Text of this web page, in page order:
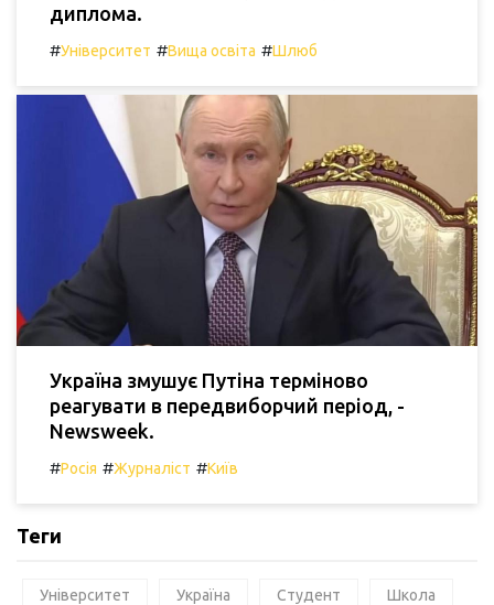
диплома.
#Університет #Вища освіта #Шлюб
Україна змушує Путіна терміново
реагувати в передвиборчий період, -
Newsweek.
#Росія #Журналіст #Київ
Теги
Університет Україна Студент Школа